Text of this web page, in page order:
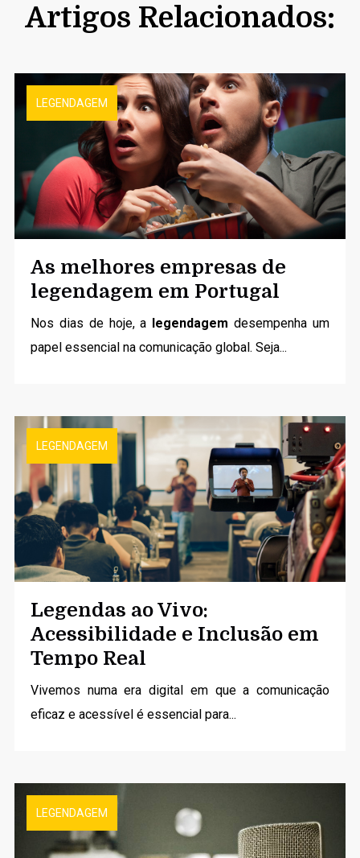
Artigos Relacionados:
LEGENDAGEM
As melhores empresas de
legendagem em Portugal
Nos dias de hoje, a legendagem desempenha um
papel essencial na comunicação global. Seja...
LEGENDAGEM
Legendas ao Vivo:
Acessibilidade e Inclusão em
Tempo Real
Vivemos numa era digital em que a comunicação
eficaz e acessível é essencial para...
LEGENDAGEM